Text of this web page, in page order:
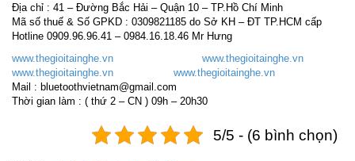
Địa chỉ : 41 – Đường Bắc Hải – Quận 10 – TP.Hồ Chí Minh
Mã số thuế & Số GPKD : 0309821185 do Sở KH – ĐT TP.HCM cấp
Hotline 0909.96.96.41 – 0984.16.18.46 Mr Hưng
www.thegioitainghe.vn
www.thegioitainghe.vn
www.thegioitainghe.vn
www.thegioitainghe.vn
Mail : bluetoothvietnam@gmail.com
Thời gian làm : ( thứ 2 – CN ) 09h – 20h30
5/5 - (6 bình chọn)